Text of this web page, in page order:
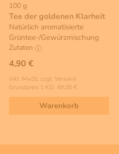
100 g
Tee der goldenen Klarheit
Natürlich aromatisierte
Grüntee-/Gewürzmischung
Zutaten
4,90 €
inkl. MwSt, zzgl. Versand
Grundpreis 1 KG: 49,00 €
Warenkorb